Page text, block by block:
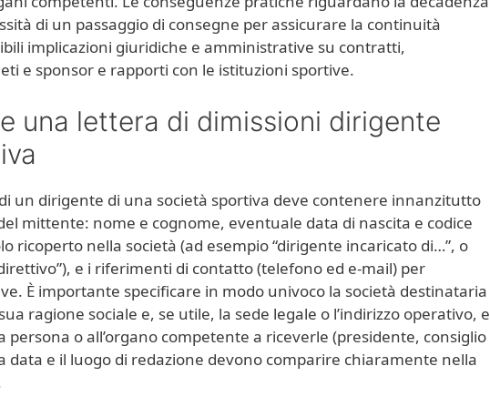
di un passaggio di consegne per assicurare la continuità
implicazioni giuridiche e amministrative su contratti,
e sponsor e rapporti con le istituzioni sportive.
una lettera di dimissioni dirigente
un dirigente di una società sportiva deve contenere innanzitutto
mittente: nome e cognome, eventuale data di nascita e codice
ricoperto nella società (ad esempio “dirigente incaricato di…”, o
e i riferimenti di contatto (telefono ed e‑mail) per
È importante specificare in modo univoco la società destinataria
ragione sociale e, se utile, la sede legale o l’indirizzo operativo, e
persona o all’organo competente a riceverle (presidente, consiglio
data e il luogo di redazione devono comparire chiaramente nella